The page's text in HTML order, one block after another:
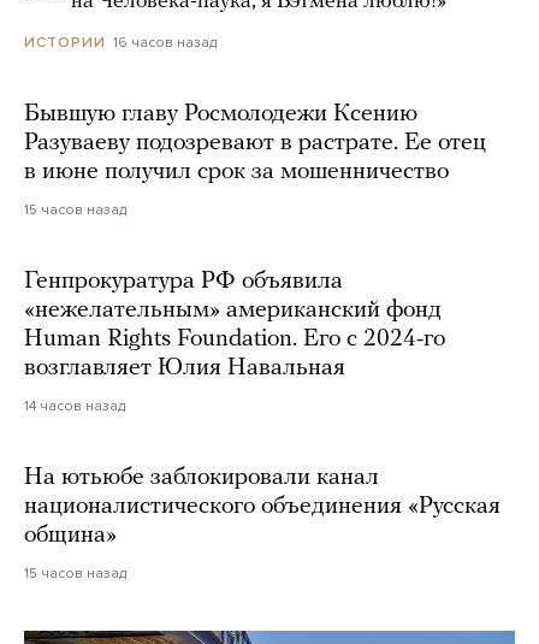
ИСТОРИИ 16 часов назад
Бывшую главу Росмолодежи Ксению
Разуваеву подозревают в растрате. Ее отец
в июне получил срок за мошенничество
15 часов назад
Генпрокуратура РФ объявила
«нежелательным» американский фонд
Human Rights Foundation. Его с 2024-го
возглавляет Юлия Навальная
14 часов назад
На ютьюбе заблокировали канал
националистического объединения «Русская
община»
15 часов назад